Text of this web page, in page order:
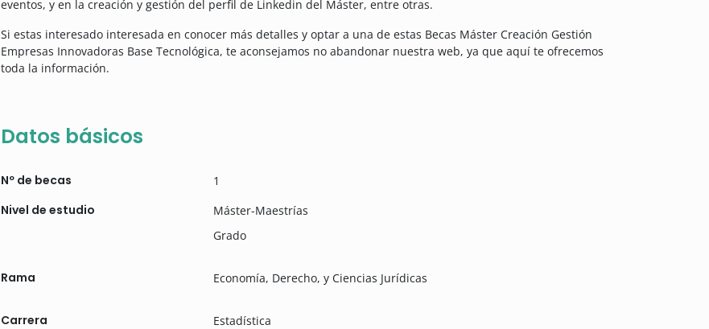
eventos, y en la creación y gestión del perfil de Linkedin del Máster, entre otras.
Si estas interesado interesada en conocer más detalles y optar a una de estas Becas Máster Creación Gestión
Empresas Innovadoras Base Tecnológica, te aconsejamos no abandonar nuestra web, ya que aquí te ofrecemos
toda la información.
Datos básicos
Nº de becas 1
Nivel de estudio
Máster-Maestrías
Grado
Rama Economía, Derecho, y Ciencias Jurídicas
Carrera
Estadística